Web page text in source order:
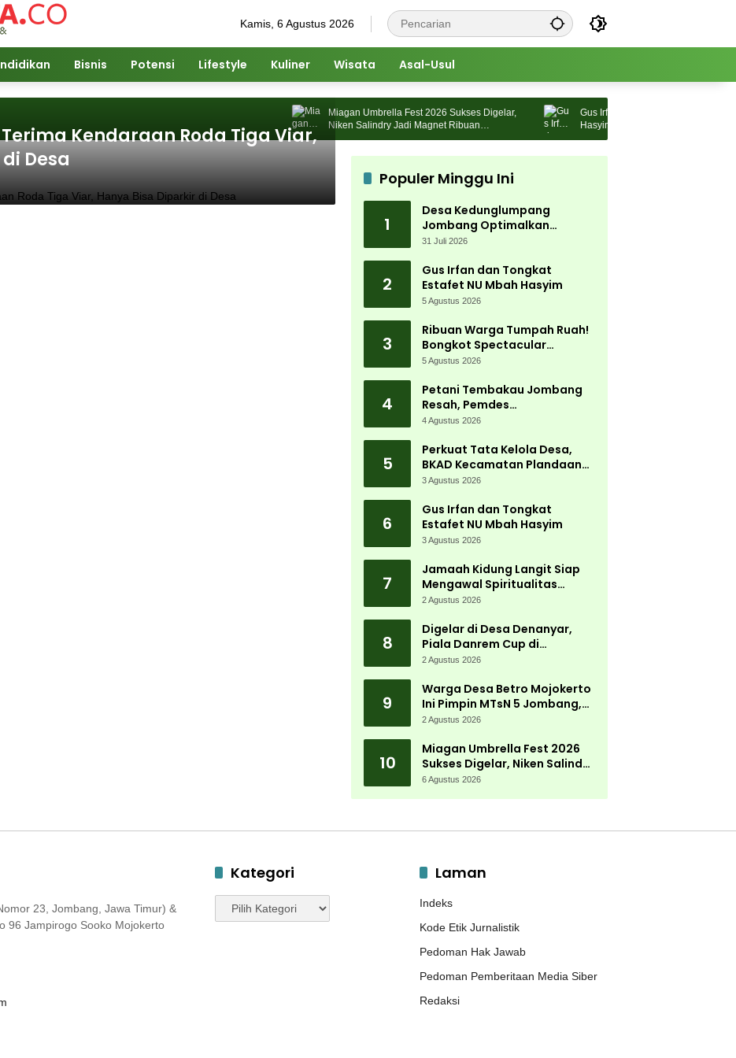
Kamis, 6 Agustus 2026
Bisnis Potensi Lifestyle Kuliner Wisata Asal-Usul
Miagan Umbrella Fest 2026 Sukses Digelar,
Niken Salindry Jadi Magnet Ribuan
Pengunjung
Gus Irfan dan Tongkat Estafet NU Mbah
Hasyim
Kendaraan Roda Tiga Viar,
Desa
Populer Minggu Ini
1
Desa Kedunglumpang
Jombang Optimalkan
Singkong Lokal, Warga Diajari
31 Juli 2026
2
Gus Irfan dan Tongkat
Estafet NU Mbah Hasyim
5 Agustus 2026
3
Ribuan Warga Tumpah Ruah!
Bongkot Spectacular
Carnival 2026 Jadi Pesta
Peterongan
5 Agustus 2026
4
Petani Tembakau Jombang
Resah, Pemdes
Tanjungwadung dan Disperta
4 Agustus 2026
5
Perkuat Tata Kelola Desa,
BKAD Kecamatan Plandaan
Gelar Pelatihan Aparatur
3 Agustus 2026
6
Gus Irfan dan Tongkat
Estafet NU Mbah Hasyim
3 Agustus 2026
7
Jamaah Kidung Langit Siap
Mengawal Spiritualitas
Muktamar NU
2 Agustus 2026
8
Digelar di Desa Denanyar,
Piala Danrem Cup di
Jombang Fokus Cetak Bibit
2 Agustus 2026
9
Warga Desa Betro Mojokerto
Ini Pimpin MTsN 5 Jombang,
Kembali Mengabdi di
2 Agustus 2026
10
Miagan Umbrella Fest 2026
Sukses Digelar, Niken Salindry
Jadi Magnet Ribuan
6 Agustus 2026
23, Jombang, Jawa Timur) &
96 Jampirogo Sooko Mojokerto
Kategori
Kategori
Laman
Indeks
Kode Etik Jurnalistik
Pedoman Hak Jawab
Pedoman Pemberitaan Media Siber
Redaksi